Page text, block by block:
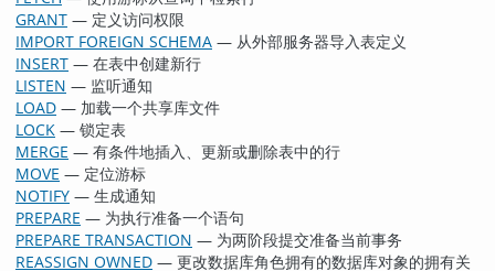
GRANT — 定义访问权限
IMPORT FOREIGN SCHEMA — 从外部服务器导入表定义
INSERT — 在表中创建新行
LISTEN — 监听通知
LOAD — 加载一个共享库文件
LOCK — 锁定表
MERGE — 有条件地插入、更新或删除表中的行
MOVE — 定位游标
NOTIFY — 生成通知
PREPARE — 为执行准备一个语句
PREPARE TRANSACTION — 为两阶段提交准备当前事务
REASSIGN OWNED — 更改数据库角色拥有的数据库对象的拥有关